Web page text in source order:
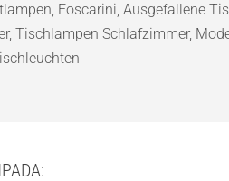
, Foscarini, Ausgefallene
, Tischlampen Schlafzimmer,